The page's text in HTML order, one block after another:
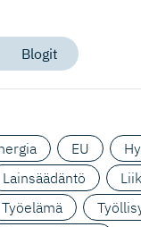
Blogit
EU
Lainsäädäntö
Työelämä